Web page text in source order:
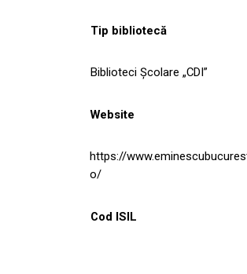
NOUTĂȚI
Tip bibliotecă
Biblioteci Școlare „CDI”
Website
https://
o/
Cod ISIL